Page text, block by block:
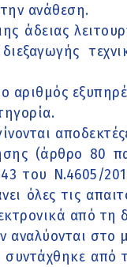
ανάθεση.
άδειας
αριθμός
(άρθρο 80
του Ν.4605/
όλες τις
από
αναλύονται
από